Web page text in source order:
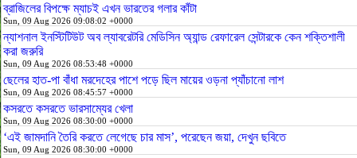
ব্রাজিলের বিপক্ষে ম্যাচই এখন ভারতের গলার কাঁটা
Sun, 09 Aug 2026 09:08:02 +0000
ন্যাশনাল ইনস্টিটিউট অব ল্যাবরেটরি মেডিসিন অ্যান্ড রেফারেল সেন্টারকে কেন শক্তিশালী
করা জরুরি
Sun, 09 Aug 2026 08:53:48 +0000
ছেলের হাত-পা বাঁধা মরদেহের পাশে পড়ে ছিল মায়ের ওড়না প্যাঁচানো লাশ
Sun, 09 Aug 2026 08:45:57 +0000
কসরতে কসরতে ভারসাম্যের খেলা
Sun, 09 Aug 2026 08:30:00 +0000
‘এই জামদানি তৈরি করতে লেগেছে চার মাস’, পরেছেন জয়া, দেখুন ছবিতে
Sun, 09 Aug 2026 08:30:00 +0000